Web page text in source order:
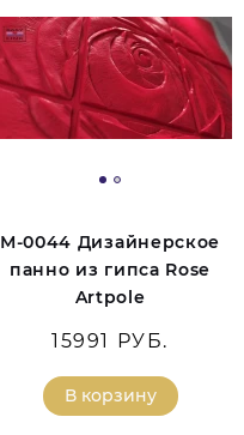
М-0044 Дизайнерское
панно из гипса Rose
Artpole
15991 РУБ.
В корзину